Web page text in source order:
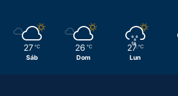
27 ℃
Sáb
26 ℃
Dom
27 ℃
Lun